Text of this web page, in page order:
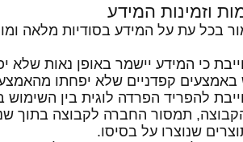
בכל עת על המידע בסודיות מלאה
כי המידע יישמר באופן נאות
באמצעים קפדניים שלא יפחתו
הקבוצה, תמסור החברה לקבוצה בתוך
שנוצרו על בסיסו.